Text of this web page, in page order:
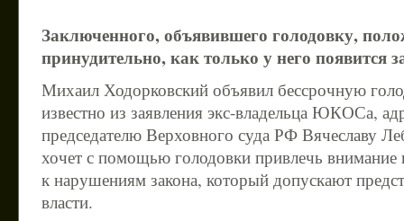
Заключенного, объявившего голодовку,
принудительно, как только у него появится
Михаил Ходорковский объявил бессрочную
известно из заявления экс-владельца ЮКОСа,
председателю Верховного суда РФ Вячеславу
хочет с помощью голодовки привлечь внимание
к нарушениям закона, который допускают
власти.